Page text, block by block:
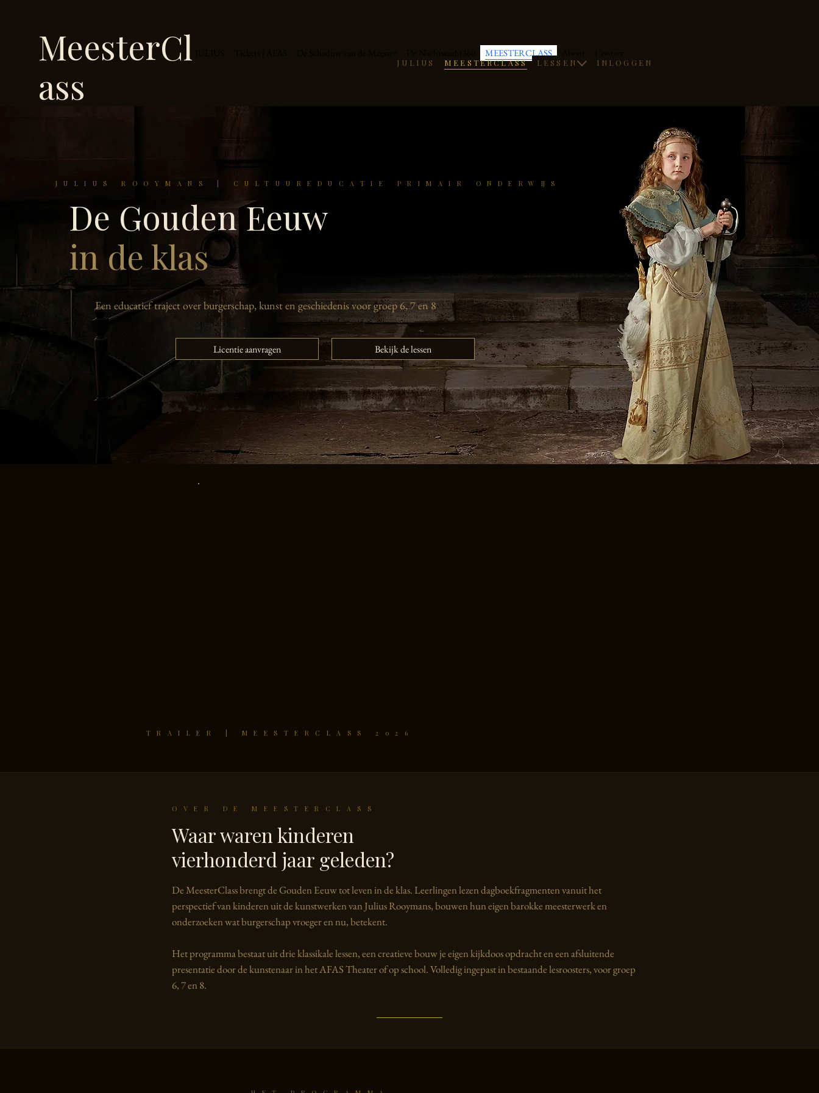
MEESTERCLASS
MeesterCl
ass
JULIUS MEESTERCLASS LESSEN INLOGGEN
JULIUS ROOYMANS | CULTUUREDUCATIE PRIMAIR ONDERWIJS
De Gouden Eeuw
in de klas
Een educatief traject over burgerschap, kunst en geschiedenis voor groep 6, 7 en 8
Licentie aanvragen Bekijk de lessen
TRAILER | MEESTERCLASS 2026
OVER DE MEESTERCLASS
Waar waren kinderen
vierhonderd jaar geleden?
De MeesterClass brengt de Gouden Eeuw tot leven in de klas. Leerlingen lezen dagboekfragmenten vanuit het
perspectief van kinderen uit de kunstwerken van Julius Rooymans, bouwen hun eigen barokke meesterwerk en
onderzoeken wat burgerschap vroeger en nu, betekent.
Het programma bestaat uit drie klassikale lessen, een creatieve bouw je eigen kijkdoos opdracht en een afsluitende
presentatie door de kunstenaar in het AFAS Theater of op school. Volledig ingepast in bestaande lesroosters, voor groep
6, 7 en 8.